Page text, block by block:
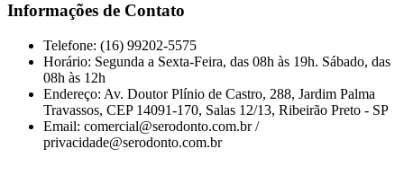
Informações de Contato
Telefone: (16) 99202-5575
Horário: Segunda a Sexta-Feira, das 08h às 19h. Sábado, das
08h às 12h
Endereço: Av. Doutor Plínio de Castro, 288, Jardim Palma
Travassos, CEP 14091-170, Salas 12/13, Ribeirão Preto - SP
Email: comercial@serodonto.com.br /
privacidade@serodonto.com.br